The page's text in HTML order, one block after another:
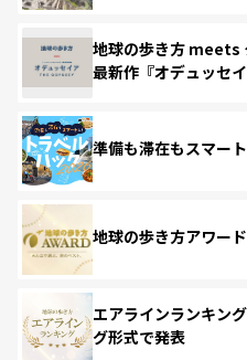
地球の歩き方 meets
最新作『オデュッセイ
準備も滞在もスマー
地球の歩き方アワー
エアラインランキン
グ形式で発表